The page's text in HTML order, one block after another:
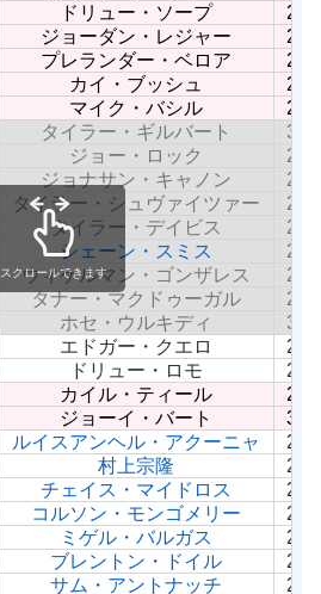
ドリュー・ソープ
26
ジョーダン・レジャー
28
プレランダー・ベロア
26
カイ・ブッシュ
27
マイク・バシル
26
タイラー・ギルバート
33
ジョー・ロック
26
ジョナサン・キャノン
26
タイラー・シュヴァイツァー
26
タイラー・デイビス
28
シェーン・スミス
26
ウィケルマン・ゴンザレス
24
タナー・マクドゥーガル
23
ホセ・ウルキディ
31
エドガー・クエロ
23
ドリュー・ロモ
25
カイル・ティール
24
ジョーイ・バート
30
ルイスアンヘル・アクーニャ
24
村上宗隆
26
チェイス・マイドロス
25
コルソン・モンゴメリー
24
ミゲル・バルガス
27
ブレントン・ドイル
28
サム・アントナッチ
23
スクロールできます